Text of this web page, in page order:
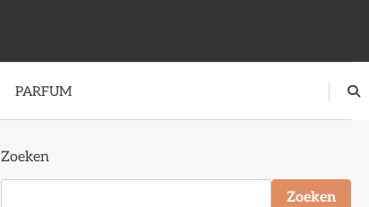
PARFUM
Zoeken
Zoeken